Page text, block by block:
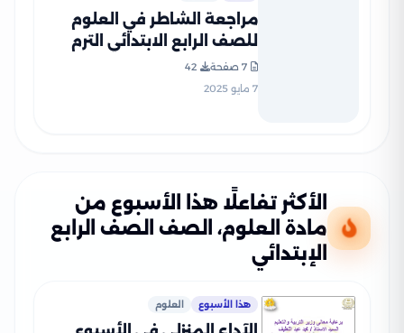
مراجعة الشاطر في العلوم
للصف الرابع الابتدائي الترم
الثاني 2025 PDF بالاجابات
7 صفحة
42
7 مايو 2025
الأكثر تفاعلًا هذا الأسبوع من
مادة العلوم، الصف الصف الرابع
الإبتدائي
هذا الأسبوع العلوم